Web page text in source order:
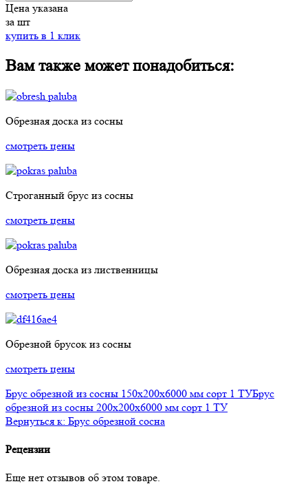
Цена указана
за шт
купить в 1 клик
Вам также может понадобиться:
Обрезная доска из сосны
смотреть цены
Строганный брус из сосны
смотреть цены
Обрезная доска из лиственницы
смотреть цены
Обрезной брусок из сосны
смотреть цены
Брус обрезной из сосны 150x200х6000 мм сорт 1 ТУБрус
обрезной из сосны 200x200х6000 мм сорт 1 ТУ
Вернуться к: Брус обрезной сосна
Рецензии
Еще нет отзывов об этом товаре.